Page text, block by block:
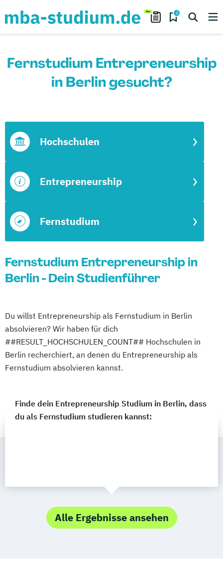
0
Fernstudium Entrepreneurship
in Berlin gesucht?
Fernstudium
Entrepreneurship
Hochschulen
Fernstudium Entrepreneurship in
Berlin - Dein Studienführer
Du willst Entrepreneurship als Fernstudium in Berlin
absolvieren? Wir haben für dich
##RESULT_HOCHSCHULEN_COUNT## Hochschulen in
Berlin recherchiert, an denen du Entrepreneurship als
Fernstudium absolvieren kannst.
Finde dein Entrepreneurship Studium in Berlin, dass
du als Fernstudium studieren kannst:
Alle Ergebnisse ansehen